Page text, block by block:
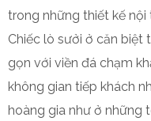
trong những thiết kế
Chiếc lò sưởi ở căn biệt
gọn với viền đá chạm
không gian tiếp khách
hoàng gia như ở những